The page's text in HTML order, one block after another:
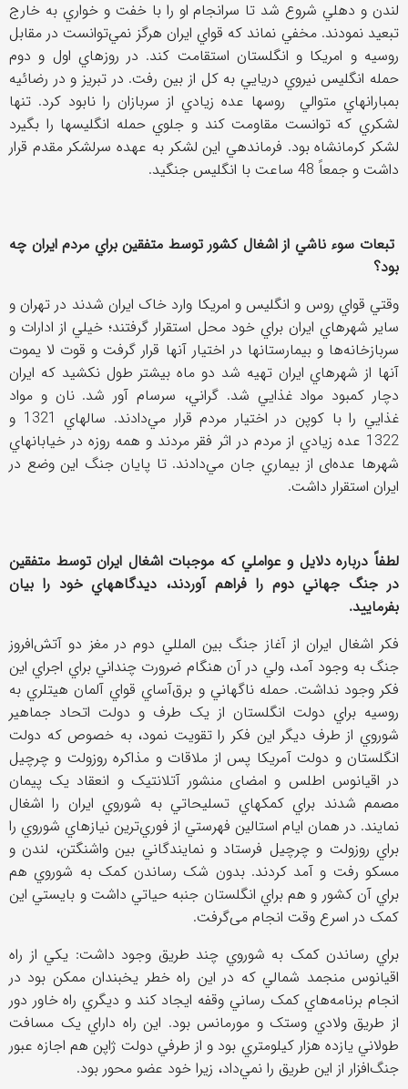
لندن و دهلي شروع شد تا سرانجام او را با خفت و خواري به خارج
تبعید نمودند. مخفي نماند که قواي ايران هرگز نمي‌توانست در مقابل
روسيه و امريکا و انگلستان استقامت کند. در روزهاي اول و دوم
حمله انگليس نيروي دريایي به کل از بين رفت. در تبريز و در رضائیه
بمبارانهاي متوالي روسها عده زيادي از سربازان را نابود کرد. تنها
لشکري که توانست مقاومت کند و جلوي حمله انگليسها را بگيرد
لشکر کرمانشاه بود. فرماندهي اين لشکر به عهده سرلشکر مقدم قرار
داشت و جمعاً 48 ساعت با انگليس جنگيد.
تبعات سوء ناشي از اشغال کشور توسط متفقين براي مردم ايران چه
بود؟
وقتي قواي روس و انگليس و امريکا وارد خاک ايران شدند در تهران و
ساير شهرهاي ايران براي خود محل استقرار گرفتند؛ خيلي از ادارات و
سربازخانه‌ها و بيمارستانها در اختيار آنها قرار گرفت و قوت لا يموت
آنها از شهرهاي ايران تهيه شد دو ماه بيشتر طول نکشيد که ايران
دچار کمبود مواد غذايي شد. گراني، سرسام آور شد. نان و مواد
غذايي را با کوپن در اختيار مردم قرار مي‌دادند. سالهاي 1321 و
1322 عده زيادي از مردم در اثر فقر مردند و همه روزه در خيابانهاي
شهرها عده‌ای از بيماري جان مي‌دادند. تا پايان جنگ اين وضع در
ايران استقرار داشت.
لطفاً درباره دلايل و عواملي که موجبات اشغال ايران توسط متفقين
در جنگ جهاني دوم را فراهم آوردند، ديدگاههاي خود را بيان
بفرماييد.
فکر اشغال ايران از آغاز جنگ بين المللي دوم در مغز دو آتش‌افروز
جنگ به وجود آمد، ولي در آن هنگام ضرورت چنداني براي اجراي اين
فکر وجود نداشت. حمله ناگهاني و برق‌آساي قواي آلمان هيتلري به
روسيه براي دولت انگلستان از يک طرف و دولت اتحاد جماهير
شوروي از طرف ديگر اين فکر را تقويت نمود، به خصوص که دولت
انگلستان و دولت آمريکا پس از ملاقات و مذاکره روزولت و چرچيل
در اقيانوس اطلس و امضای منشور آتلانتيک و انعقاد يک پيمان
مصمم شدند براي کمکهاي تسليحاتي به شوروي ايران را اشغال
نمايند. در همان ايام استالين فهرستي از فوري‌ترين نيازهاي شوروي را
براي روزولت و چرچيل فرستاد و نمايندگاني بين واشنگتن، لندن و
مسکو رفت و آمد کردند. بدون شک رساندن کمک به شوروي هم
براي آن کشور و هم براي انگلستان جنبه حياتي داشت و بايستي اين
کمک در اسرع وقت انجام می‌گرفت.
براي رساندن کمک به شوروي چند طريق وجود داشت: يکي از راه
اقيانوس منجمد شمالي که در اين راه خطر يخبندان ممکن بود در
انجام برنامه‌هاي کمک رساني وقفه ايجاد کند و ديگري راه خاور دور
از طريق ولادي وستک و مورمانس بود. اين راه داراي يک مسافت
طولاني يازده هزار کيلومتري بود و از طرفي دولت ژاپن هم اجازه عبور
جنگ‌افزار از اين طريق را نمي‌داد، زيرا خود عضو محور بود.